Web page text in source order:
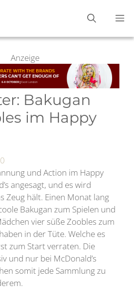
Anzeige
Bakugan
im Happy
und Action im Happy
angesagt, und es wird
Zeug hält. Einen Monat lang
Bakugan zum Spielen und
vier süße Zoobles zum
in der Tüte. Welche es
zum Start verraten. Die
und nur bei McDonald’s
somit jede Sammlung zu